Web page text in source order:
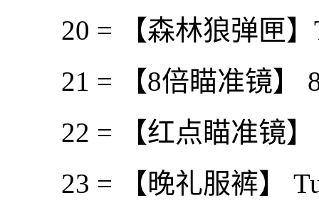
20 = 【森林狼弹匣】
21 = 【8倍瞄准镜】
22 = 【红点瞄准镜】
23 = 【晚礼服裤】